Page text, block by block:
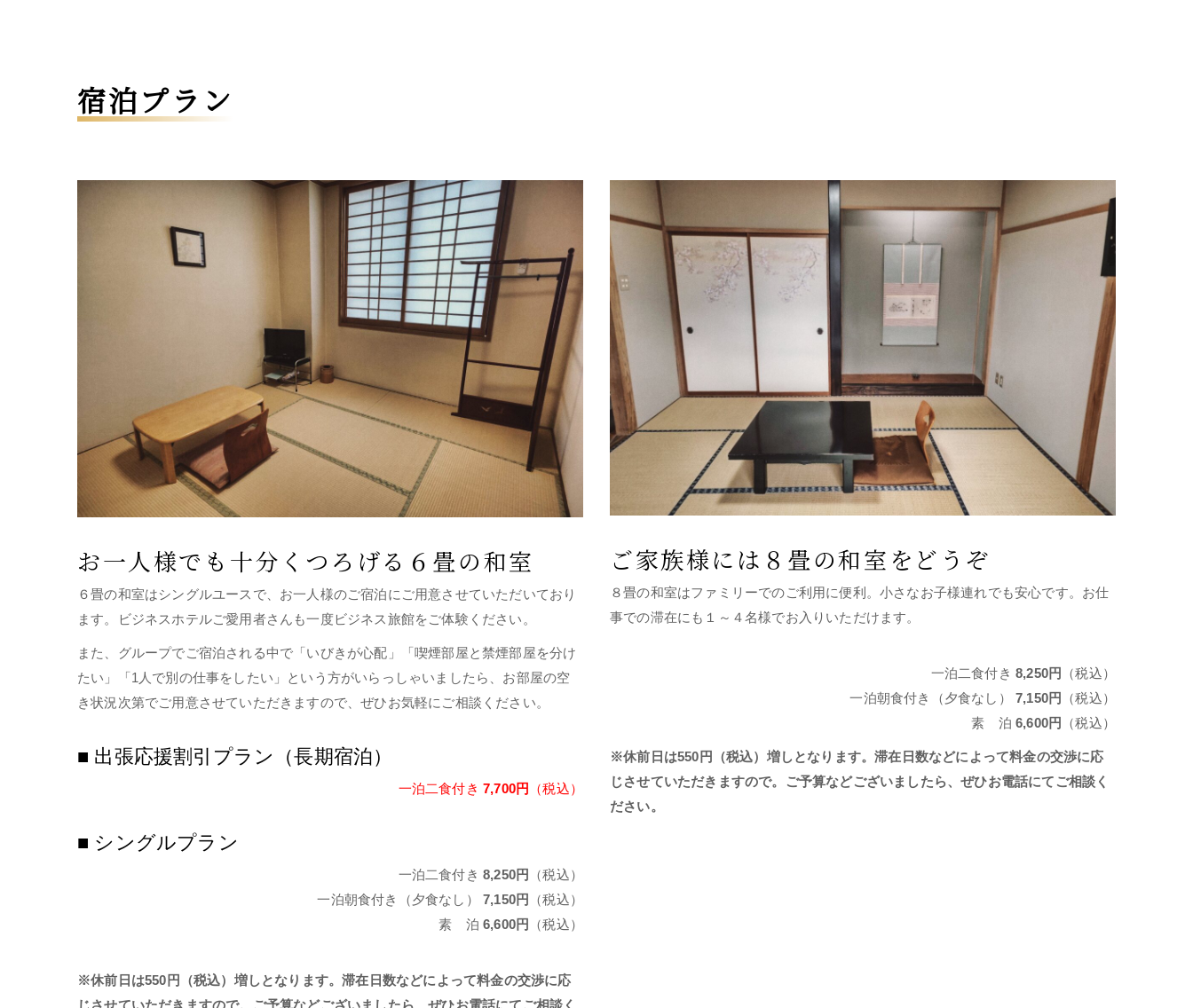
宿泊プラン
お一人様でも十分くつろげる６畳の和室
６畳の和室はシングルユースで、お一人様のご宿泊にご用意させていただいており
ます。ビジネスホテルご愛用者さんも一度ビジネス旅館をご体験ください。
また、グループでご宿泊される中で「いびきが心配」「喫煙部屋と禁煙部屋を分け
たい」「1人で別の仕事をしたい」という方がいらっしゃいましたら、お部屋の空
き状況次第でご用意させていただきますので、ぜひお気軽にご相談ください。
■ 出張応援割引プラン（長期宿泊）
一泊二食付き 7,700円 （税込）
■ シングルプラン
一泊二食付き 8,250円
（税込）
一泊朝食付き（夕食なし） 7,150円
（税込）
素 泊 6,600円 （税込）
※休前日は550円（税込）増しとなります。滞在日数などによって料金の交渉に応
じさせていただきますので。ご予算などございましたら、ぜひお電話にてご相談く
ご家族様には８畳の和室をどうぞ
８畳の和室はファミリーでのご利用に便利。小さなお子様連れでも安心です。お仕
事での滞在にも１～４名様でお入りいただけます。
一泊二食付き 8,250円
（税込）
一泊朝食付き（夕食なし） 7,150円
（税込）
素 泊 6,600円 （税込）
※休前日は550円（税込）増しとなります。滞在日数などによって料金の交渉に応
じさせていただきますので。ご予算などございましたら、ぜひお電話にてご相談く
ださい。